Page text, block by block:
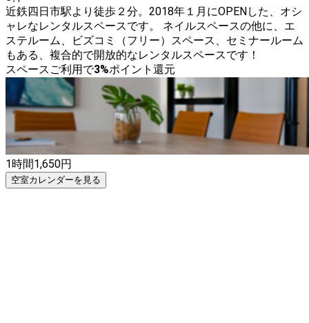
近鉄四日市駅より徒歩２分。2018年１月にOPENした、オシ
ャレなレンタルスペースです。 ネイルスペースの他に、エ
ステルーム、ビズコミ（フリー）スペース、セミナールーム
もある、複合的で開放的なレンタルスペースです！
スペースご利用で3%ポイント還元
1時間1,650円
空室カレンダーを見る